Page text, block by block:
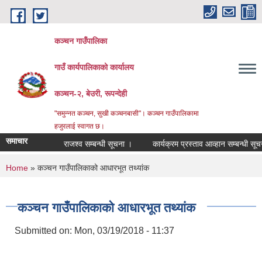
Skip to main content
कञ्चन गाउँपालिका
गाउँ कार्यपालिकाको कार्यालय
कञ्‍चन-२, बेउरी, रूपन्देही
"समुन्‍नत कञ्‍चन, सुखी कञ्‍चनबासी"। कञ्चन गाउँपालिकामा
हजुरलाई स्वागत छ।
समाचार राजश्व सम्बन्धी सूचना । कार्यक्रम प्रस्ताव आव्हान सम्बन्धी सूचना ।
You are here
Home » कञ्चन गाउँपालिकाको आधारभूत तथ्यांक
कञ्चन गाउँपालिकाको आधारभूत तथ्यांक
Submitted on: Mon, 03/19/2018 - 11:37